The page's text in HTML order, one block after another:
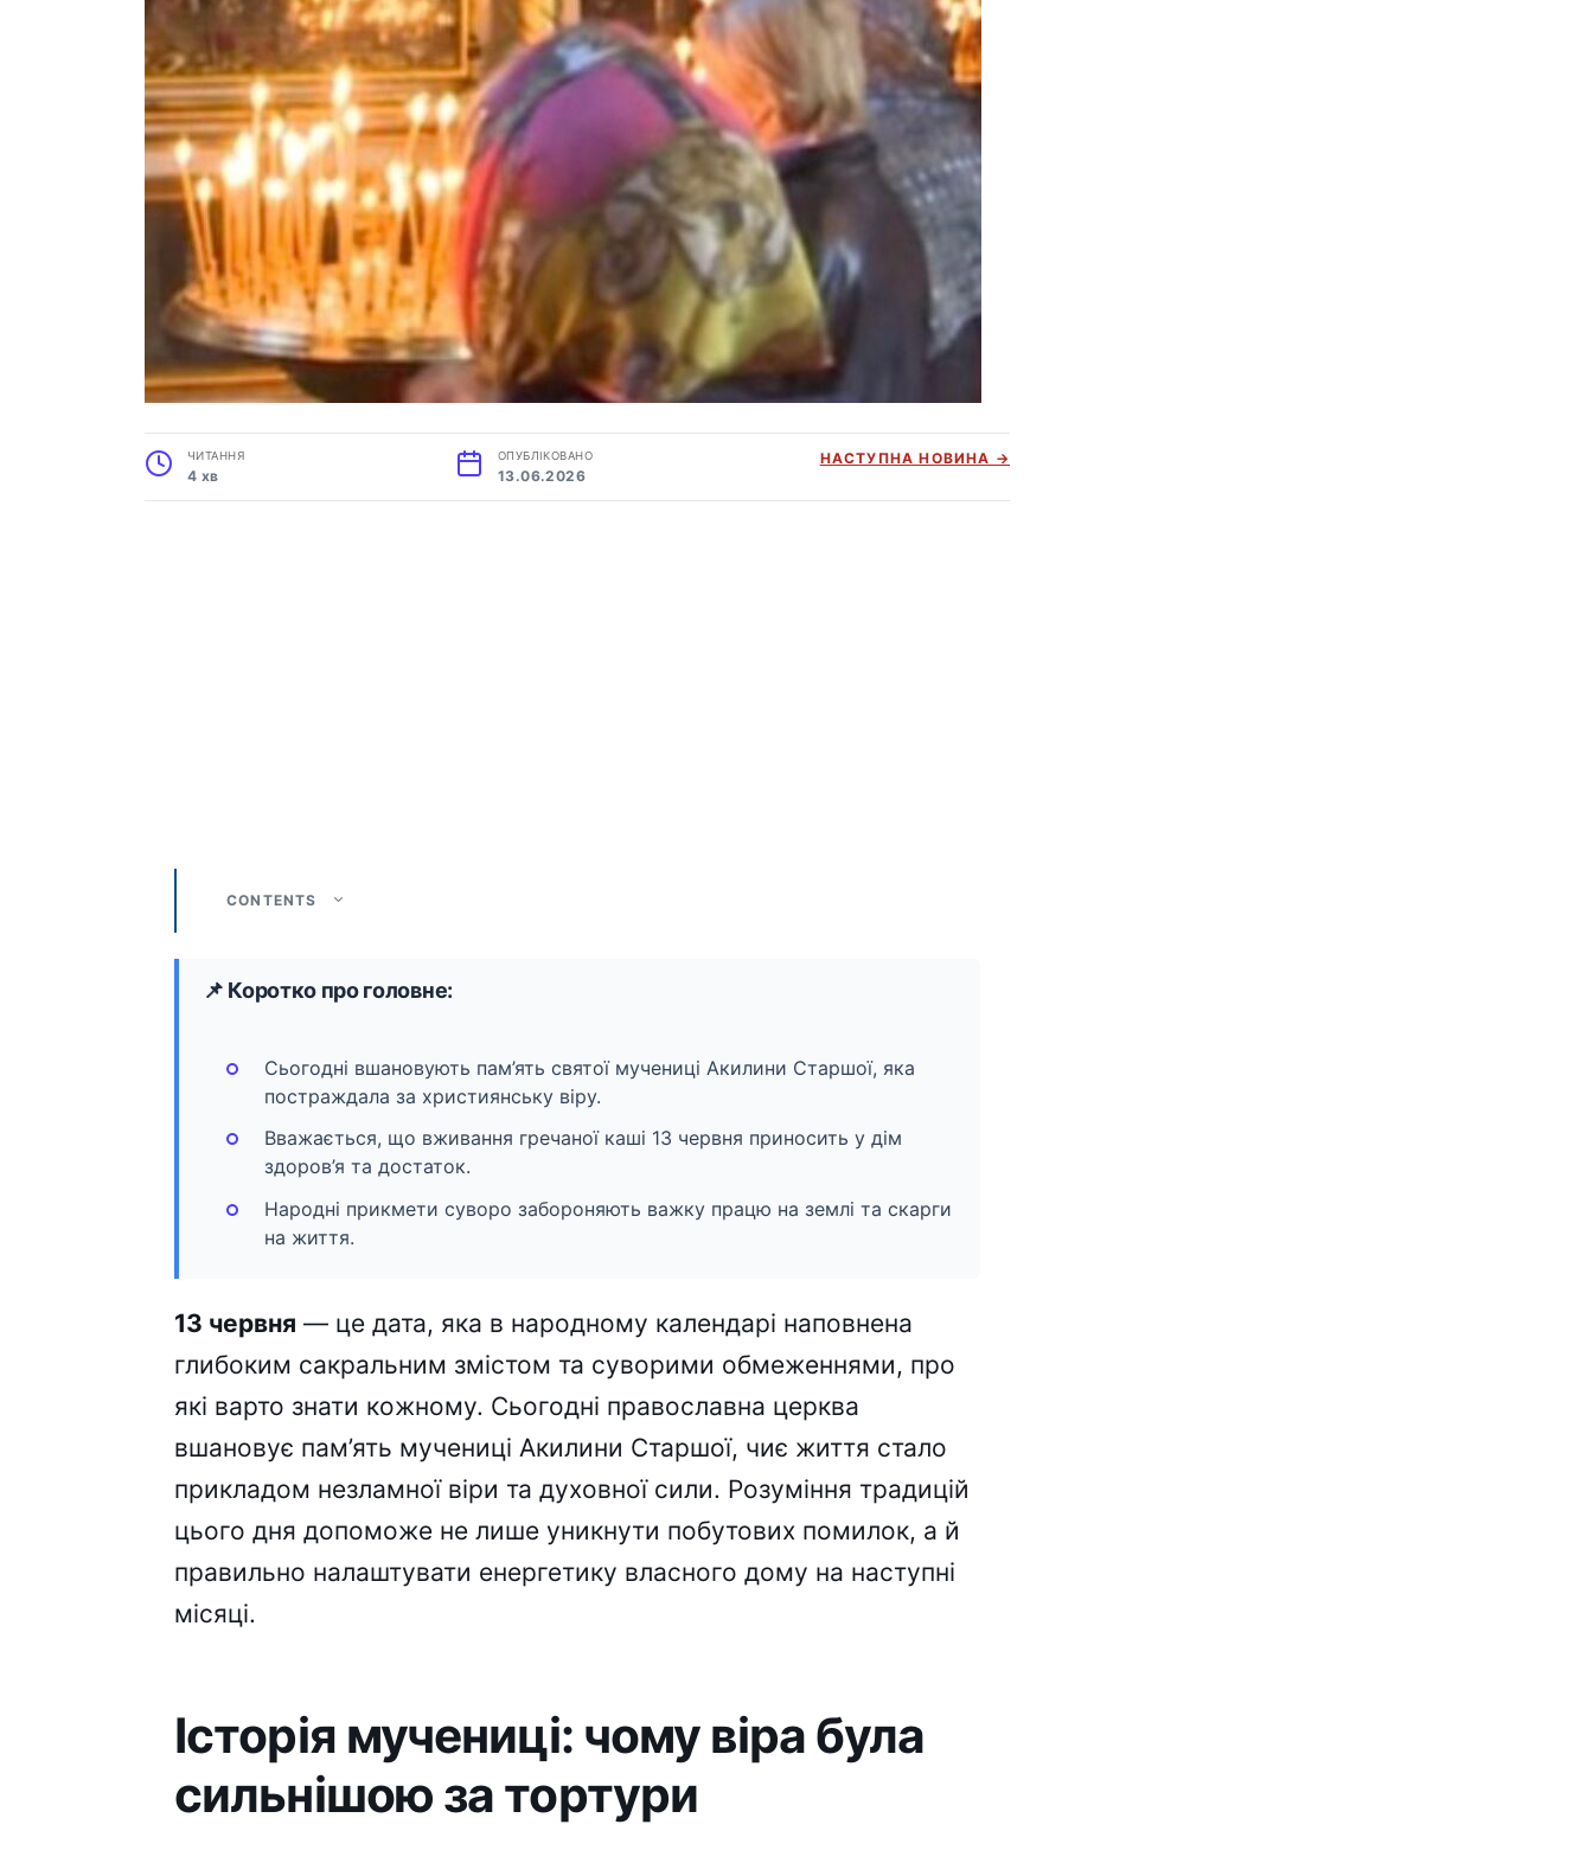
ЧИТАННЯ
4 хв
ОПУБЛІКОВАНО
13.06.2026
НАСТУПНА НОВИНА →
CONTENTS
📌 Коротко про головне:
Сьогодні вшановують пам’ять святої мучениці Акилини Старшої, яка
постраждала за християнську віру.
Вважається, що вживання гречаної каші 13 червня приносить у дім
здоров’я та достаток.
Народні прикмети суворо забороняють важку працю на землі та скарги
на життя.
13 червня — це дата, яка в народному календарі наповнена
глибоким сакральним змістом та суворими обмеженнями, про
які варто знати кожному. Сьогодні православна церква
вшановує пам’ять мучениці Акилини Старшої, чиє життя стало
прикладом незламної віри та духовної сили. Розуміння традицій
цього дня допоможе не лише уникнути побутових помилок, а й
правильно налаштувати енергетику власного дому на наступні
місяці.
Історія мучениці: чому віра була
сильнішою за тортури